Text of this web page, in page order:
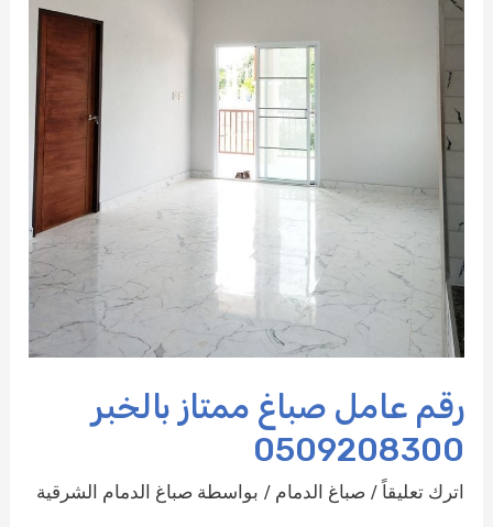
رقم عامل صباغ ممتاز بالخبر
0509208300
اترك تعليقاً /صباغ الدمام / بواسطة صباغ الدمام الشرقية